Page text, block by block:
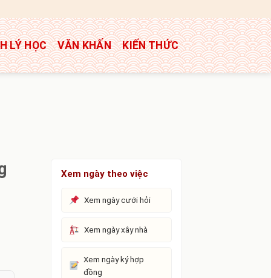
LÝ HỌC VĂN KHẤN KIẾN THỨC
Xem ngày theo việc
Xem ngày cưới hỏi
Xem ngày xây nhà
Xem ngày ký hợp
đồng